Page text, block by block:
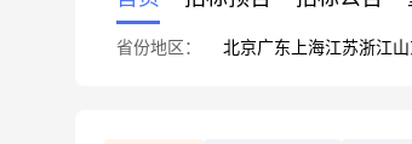
省份地区： 北京广东 上海江苏浙江